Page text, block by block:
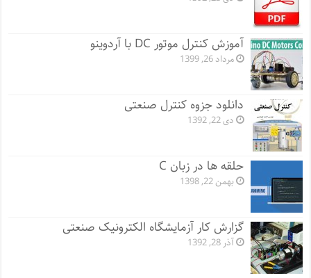
آموزش کنترل موتور DC با آردوینو
مرداد 26, 1399
دانلود جزوه کنترل صنعتی
دی 22, 1392
حلقه ها در زبان C
بهمن 22, 1398
گزارش کار آزمایشگاه الکترونیک صنعتی
آذر 28, 1392